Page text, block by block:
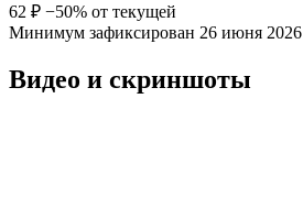
62 ₽ −50% от текущей
Минимум зафиксирован 26 июня 2026
Видео и скриншоты